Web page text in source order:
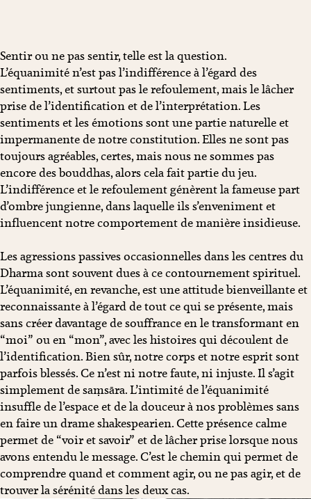
Sentir ou ne pas sentir, telle est la question.
L’équanimité n’est pas l’indifférence à l’égard des
sentiments, et surtout pas le refoulement, mais le lâcher
prise de l’identification et de l’interprétation. Les
sentiments et les émotions sont une partie naturelle et
impermanente de notre constitution. Elles ne sont pas
toujours agréables, certes, mais nous ne sommes pas
encore des bouddhas, alors cela fait partie du jeu.
L’indifférence et le refoulement génèrent la fameuse part
d’ombre jungienne, dans laquelle ils s’enveniment et
influencent notre comportement de manière insidieuse.
Les agressions passives occasionnelles dans les centres du
Dharma sont souvent dues à ce contournement spirituel.
L’équanimité, en revanche, est une attitude bienveillante et
reconnaissante à l’égard de tout ce qui se présente, mais
sans créer davantage de souffrance en le transformant en
“moi” ou en “mon”, avec les histoires qui découlent de
l’identification. Bien sûr, notre corps et notre esprit sont
parfois blessés. Ce n’est ni notre faute, ni injuste. Il s’agit
simplement de saṃsāra. L’intimité de l’équanimité
insuffle de l’espace et de la douceur à nos problèmes sans
en faire un drame shakespearien. Cette présence calme
permet de “voir et savoir” et de lâcher prise lorsque nous
avons entendu le message. C’est le chemin qui permet de
comprendre quand et comment agir, ou ne pas agir, et de
trouver la sérénité dans les deux cas.